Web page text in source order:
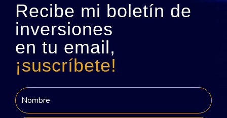
Recibe mi boletín de
inversiones
en tu email,
¡suscríbete!